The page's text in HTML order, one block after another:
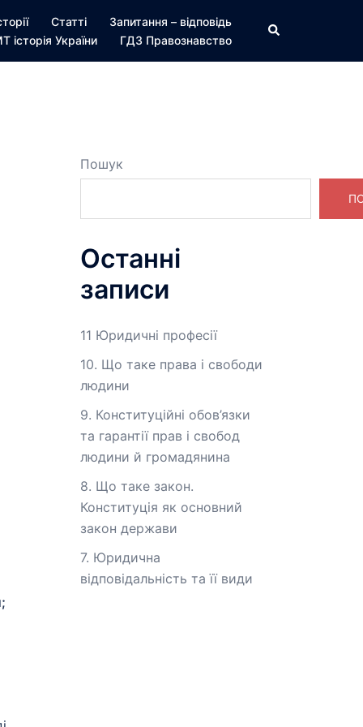
Статті
Запитання – відповідь
історія України
ГДЗ Правознавство
Пошук
Пошук
Останні
записи
11 Юридичні професії
10. Що таке права і свободи
людини
9. Конституційні обов’язки
та гарантії прав і свобод
людини й громадянина
8. Що таке закон.
Конституція як основний
закон держави
7. Юридична
відповідальність та її види